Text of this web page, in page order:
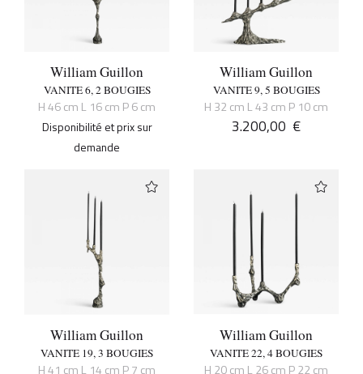
William Guillon
VANITE 6, 2 BOUGIES
H 46 cm L 16 cm P 6 cm
Disponibilité et prix sur
demande
William Guillon
VANITE 9, 5 BOUGIES
H 32 cm L 43 cm P 10 cm
3.200,00 €
William Guillon
VANITE 19, 3 BOUGIES
H 41 cm L 14 cm P 7 cm
William Guillon
VANITE 22, 4 BOUGIES
H 20 cm L 26 cm P 22 cm